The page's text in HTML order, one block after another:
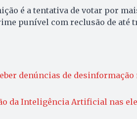
é a tentativa de votar por
punível com reclusão de até
denúncias de desinformação
da Inteligência Artificial nas